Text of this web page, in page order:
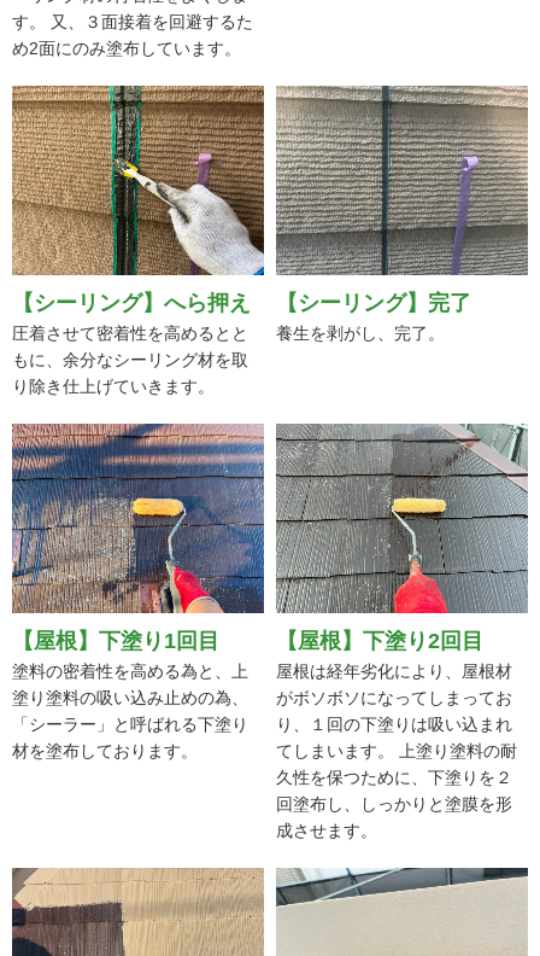
す。 又、３面接着を回避するた
め2面にのみ塗布しています。
【シーリング】へら押え
圧着させて密着性を高めるとと
もに、余分なシーリング材を取
り除き仕上げていきます。
【シーリング】完了
養生を剥がし、完了。
【屋根】下塗り1回目
塗料の密着性を高める為と、上
塗り塗料の吸い込み止めの為、
「シーラー」と呼ばれる下塗り
材を塗布しております。
【屋根】下塗り2回目
屋根は経年劣化により、屋根材
がボソボソになってしまってお
り、１回の下塗りは吸い込まれ
てしまいます。 上塗り塗料の耐
久性を保つために、下塗りを２
回塗布し、しっかりと塗膜を形
成させます。